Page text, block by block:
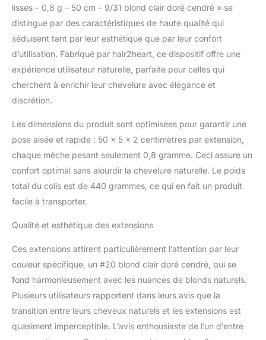
ressemblent à la
structure des cheveux
européens, ce qui rend
les extensions de
cheveux discrètes et
sûres dans vos propres
cheveux Les nanorings
que les micro-anneaux,
ils sont donc
particulièrement adaptés
aux femmes ayant leurs
propres cheveux fins
Pour une extension de
cheveux, vous avez
cheveux humains à
micro-anneaux. Pour
vous avez besoin de 50
à 100 mèches. Les nano-
anneaux ne sont pas
inclus dans la livraison et
séparément Coiffez,
lisses – 0,8 g – 50 cm – 9/31 blond clair doré cendré » se
distingue par des caractéristiques de haute qualité qui
séduisent tant par leur esthétique que par leur confort
d’utilisation. Fabriqué par hair2heart, ce dispositif offre une
expérience utilisateur naturelle, parfaite pour celles qui
cherchent à enrichir leur chevelure avec élégance et
discrétion.
Les dimensions du produit sont optimisées pour garantir une
pose aisée et rapide : 50 x 5 x 2 centimètres par extension,
chaque mèche pesant seulement 0,8 gramme. Ceci assure un
confort optimal sans alourdir la chevelure naturelle. Le poids
total du colis est de 440 grammes, ce qui en fait un produit
facile à transporter.
Qualité et esthétique des extensions
Ces extensions attirent particulièrement l’attention par leur
couleur spécifique, un #20 blond clair doré cendré, qui se
fond harmonieusement avec les nuances de blonds naturels.
Plusieurs utilisateurs rapportent dans leurs avis que la
transition entre leurs cheveux naturels et les extensions est
quasiment imperceptible. L’avis enthousiaste de l’un d’entre